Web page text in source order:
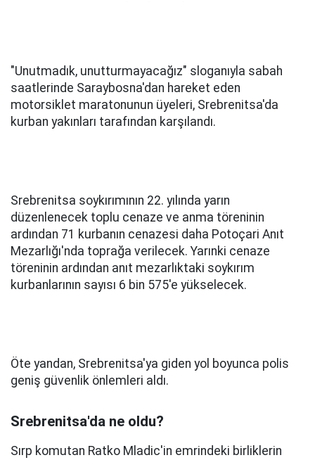
"Unutmadık, unutturmayacağız" sloganıyla sabah
saatlerinde Saraybosna'dan hareket eden
motorsiklet maratonunun üyeleri, Srebrenitsa'da
kurban yakınları tarafından karşılandı.
Srebrenitsa soykırımının 22. yılında yarın
düzenlenecek toplu cenaze ve anma töreninin
ardından 71 kurbanın cenazesi daha Potoçari Anıt
Mezarlığı'nda toprağa verilecek. Yarınki cenaze
töreninin ardından anıt mezarlıktaki soykırım
kurbanlarının sayısı 6 bin 575'e yükselecek.
Öte yandan, Srebrenitsa'ya giden yol boyunca polis
geniş güvenlik önlemleri aldı.
Srebrenitsa'da ne oldu?
Sırp komutan Ratko Mladic'in emrindeki birliklerin